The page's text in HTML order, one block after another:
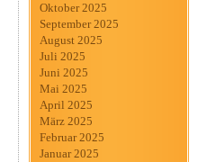
Oktober 2025
September 2025
August 2025
Juli 2025
Juni 2025
Mai 2025
April 2025
März 2025
Februar 2025
Januar 2025